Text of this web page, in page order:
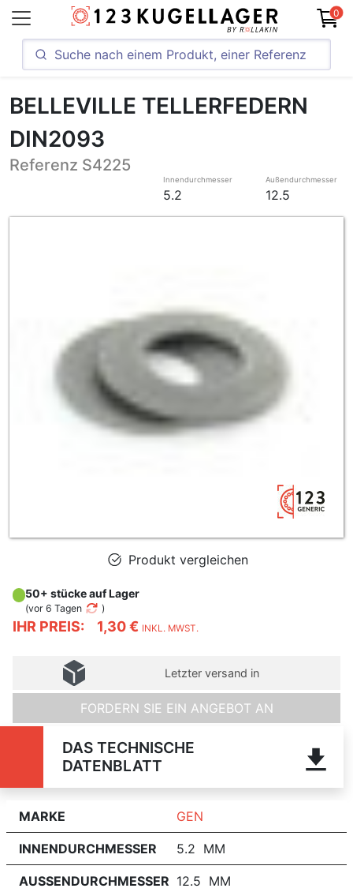
0
BELLEVILLE TELLERFEDERN
DIN2093
Referenz S4225
Innendurchmesser
5.2
Außendurchmesser
12.5
Produkt vergleichen
IHR PREIS: 1,30 € INKL. MWST.
50+ stücke auf Lager
(vor 6 Tagen )
Letzter versand in
FORDERN SIE EIN ANGEBOT AN
DAS TECHNISCHE
DATENBLATT
MARKE GEN
INNENDURCHMESSER 5.2 MM
AUSSENDURCHMESSER 12.5 MM